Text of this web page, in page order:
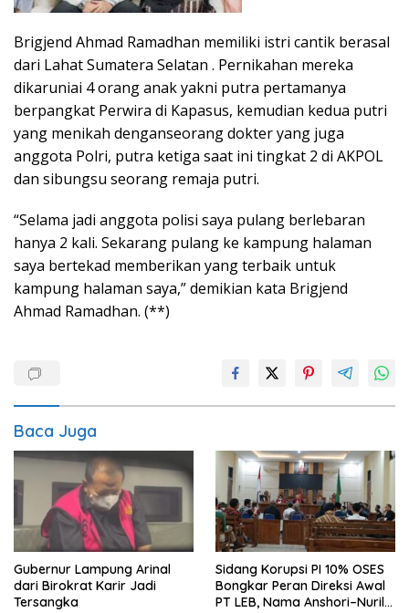
Brigjend Ahmad Ramadhan memiliki istri cantik berasal
dari Lahat Sumatera Selatan . Pernikahan mereka
dikaruniai 4 orang anak yakni putra pertamanya
berpangkat Perwira di Kapasus, kemudian kedua putri
yang menikah denganseorang dokter yang juga
anggota Polri, putra ketiga saat ini tingkat 2 di AKPOL
dan sibungsu seorang remaja putri.
“Selama jadi anggota polisi saya pulang berlebaran
hanya 2 kali. Sekarang pulang ke kampung halaman
saya bertekad memberikan yang terbaik untuk
kampung halaman saya,” demikian kata Brigjend
Ahmad Ramadhan. (**)
Baca Juga
Gubernur Lampung Arinal
dari Birokrat Karir Jadi
Tersangka
Sidang Korupsi PI 10% OSES
Bongkar Peran Direksi Awal
PT LEB, Nama Anshori–Nuril